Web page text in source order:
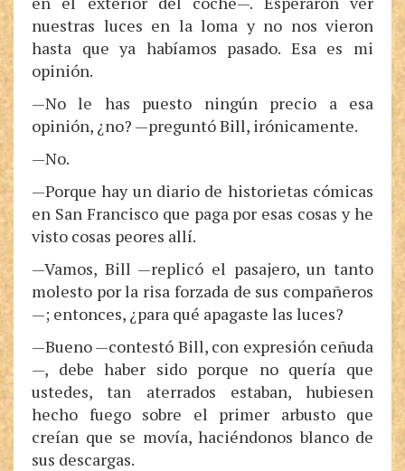
nuestras luces en la loma y no nos vieron
hasta que ya habíamos pasado. Esa es mi
opinión.
—No le has puesto ningún precio a esa
opinión, ¿no? —preguntó Bill, irónicamente.
—No.
—Porque hay un diario de historietas cómicas
en San Francisco que paga por esas cosas y he
visto cosas peores allí.
—Vamos, Bill —replicó el pasajero, un tanto
molesto por la risa forzada de sus compañeros
—; entonces, ¿para qué apagaste las luces?
—Bueno —contestó Bill, con expresión ceñuda
—, debe haber sido porque no quería que
ustedes, tan aterrados estaban, hubiesen
hecho fuego sobre el primer arbusto que
creían que se movía, haciéndonos blanco de
sus descargas.